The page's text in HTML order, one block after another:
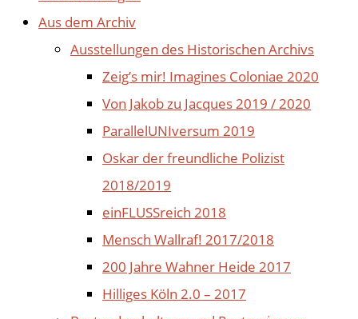
Aus dem Archiv
Ausstellungen des Historischen Archivs
Zeig’s mir! Imagines Coloniae 2020
Von Jakob zu Jacques 2019 / 2020
ParallelUNIversum 2019
Oskar der freundliche Polizist
2018/2019
einFLUSSreich 2018
Mensch Wallraf! 2017/2018
200 Jahre Wahner Heide 2017
Hilliges Köln 2.0 – 2017